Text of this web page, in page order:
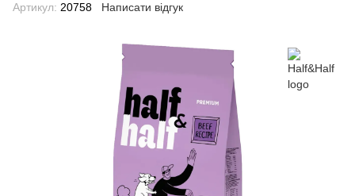
Артикул: 20758 Написати відгук